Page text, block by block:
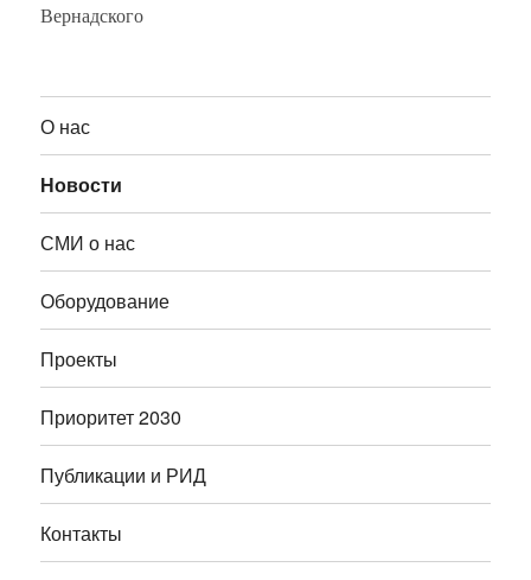
Вернадского
О нас
Новости
СМИ о нас
Оборудование
Проекты
Приоритет 2030
Публикации и РИД
Контакты